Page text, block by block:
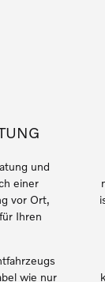
und
einer
vor Ort,
Ihren
wie nur